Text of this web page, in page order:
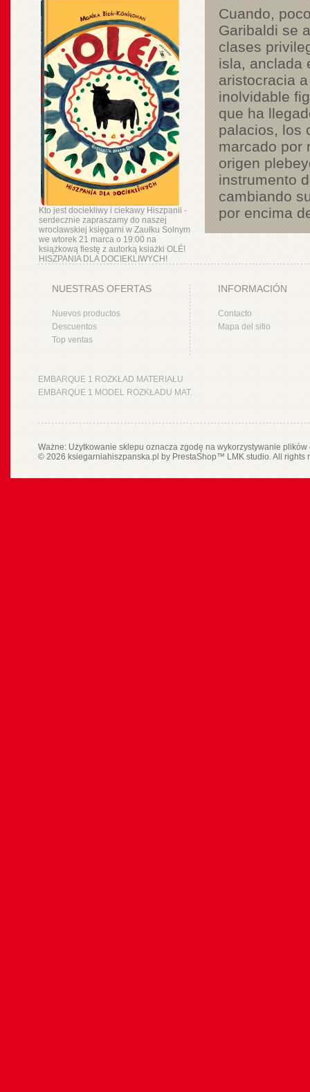
Kto jest dociekliwy i ciekawy Hiszpanii -
serdecznie zapraszamy do naszej
wrocławskiej księgarni w Zaułku Solnym
we wtorek 21 marca o 19:00 na
książkową fiestę z autorką ksiażki OLÉ!
HISZPANIA DLA DOCIEKLIWYCH!
Cuando,
Garibaldi se
clases
isla, anclada
aristocracia
inolvidable
que ha
palacios, los
marcado por
origen
instrumento
cambiando
por encima
NUESTRAS OFERTAS
Nuevos productos
Descuentos
Top ventas
INFORMACIÓN
Contacto
Mapa del sitio
EMBARQUE 1 ROZKŁAD MATERIAŁU
EMBARQUE 1 MODEL ROZKŁADU MAT.
Ważne: Użytkowanie sklepu oznacza zgodę na wykorzystywanie
© 2026 ksiegarniahiszpanska.pl by PrestaShop™ LMK studio. All rights